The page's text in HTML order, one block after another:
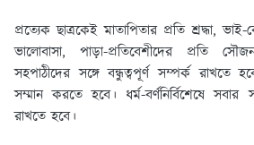
প্রত্যেক ছাত্রকেই মাতাপিতার প্রতি শ্রদ্ধা,
ভালােবাসা, পাড়া-প্রতিবেশীদের প্রতি
সহপাঠীদের সঙ্গে বন্ধুত্বপূর্ণ সম্পর্ক
সম্মান করতে হবে। ধর্ম-বর্ণনির্বিশেষে
রাখতে হবে।